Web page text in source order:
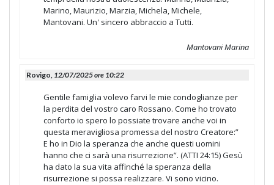
Marino, Maurizio, Marzia, Michela, Michele,
Mantovani. Un' sincero abbraccio a Tutti.
Mantovani Marina
Rovigo, 12/07/2025 ore 10:22
Gentile famiglia volevo farvi le mie condoglianze per
la perdita del vostro caro Rossano. Come ho trovato
conforto io spero lo possiate trovare anche voi in
questa meravigliosa promessa del nostro Creatore:”
E ho in Dio la speranza che anche questi uomini
hanno che ci sarà una risurrezione”. (ATTI 24:15) Gesù
ha dato la sua vita affinché la speranza della
risurrezione si possa realizzare. Vi sono vicino.